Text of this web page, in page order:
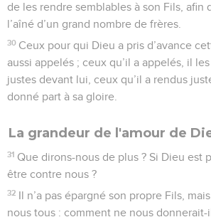
de les rendre semblables à son Fils, afin
l’aîné d’un grand nombre de frères.
30 Ceux pour qui Dieu a pris d’avance
aussi appelés ; ceux qu’il a appelés, il
justes devant lui, ceux qu’il a rendus
donné part à sa gloire.
La grandeur de l'amour de
31 Que dirons-nous de plus ? Si Dieu est
être contre nous ?
32 Il n’a pas épargné son propre Fils,
nous tous : comment ne nous donnerait-